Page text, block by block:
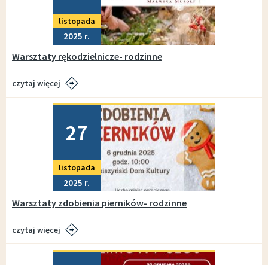
listopada
2025
Warsztaty rękodzielnicze- rodzinne
czytaj więcej
27
listopada
2025
Warsztaty zdobienia pierników- rodzinne
czytaj więcej